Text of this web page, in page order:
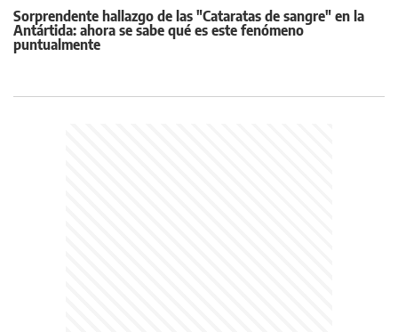
Sorprendente hallazgo de las "Cataratas de sangre" en la
Antártida: ahora se sabe qué es este fenómeno
puntualmente